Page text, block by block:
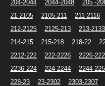
204-2044
2044-2048 205 -
21-2105
2105-211 211-2116
212-2125
2125-213 213-2133
214-215
215-218 218-22
2212-222
222-2226 2226-
2236-224
224-2244 2244-225
228-23
23-2302 2303-2307